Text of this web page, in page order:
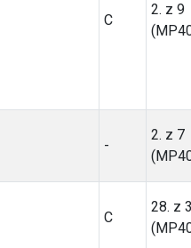
C
2. z 9
-
2. z 7
C
28. z